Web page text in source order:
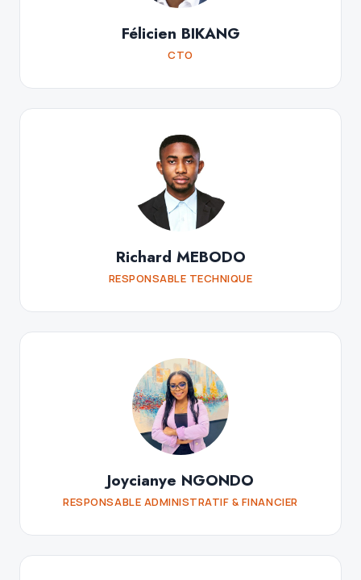
Félicien BIKANG
CTO
Richard MEBODO
RESPONSABLE TECHNIQUE
Joycianye NGONDO
RESPONSABLE ADMINISTRATIF & FINANCIER